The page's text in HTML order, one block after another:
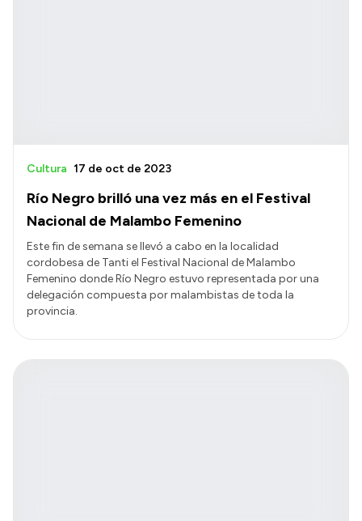
Río Negro brilló una vez más en el Festival
Nacional de Malambo Femenino
Cultura 17 de oct de 2023
Este fin de semana se llevó a cabo en la localidad
cordobesa de Tanti el Festival Nacional de Malambo
Femenino donde Río Negro estuvo representada por una
delegación compuesta por malambistas de toda la
provincia.